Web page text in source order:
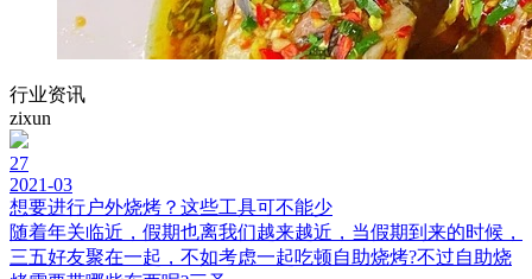
行业资讯
zixun
27
2021-03
想要进行户外烧烤？这些工具可不能少
随着年关临近，假期也离我们越来越近，当假期到来的时候，
三五好友聚在一起，不如考虑一起吃顿自助烧烤?不过自助烧